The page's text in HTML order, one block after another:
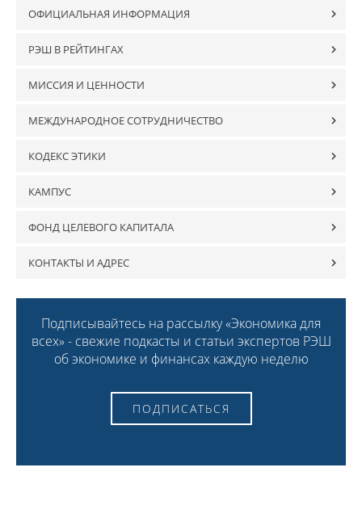
ОФИЦИАЛЬНАЯ ИНФОРМАЦИЯ
РЭШ В РЕЙТИНГАХ
МИССИЯ И ЦЕННОСТИ
МЕЖДУНАРОДНОЕ СОТРУДНИЧЕСТВО
КОДЕКС ЭТИКИ
КАМПУС
ФОНД ЦЕЛЕВОГО КАПИТАЛА
КОНТАКТЫ И АДРЕС
Подписывайтесь на рассылку «Экономика для
всех» - свежие подкасты и статьи экспертов РЭШ
об экономике и финансах каждую неделю
ПОДПИСАТЬСЯ